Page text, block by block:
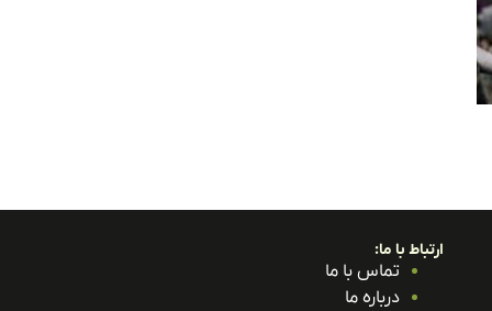
ارتباط با ما:
تماس با ما
درباره ما